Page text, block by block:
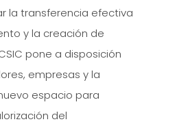
la transferencia efectiva
y la creación de
pone a disposición
empresas y la
espacio para
del